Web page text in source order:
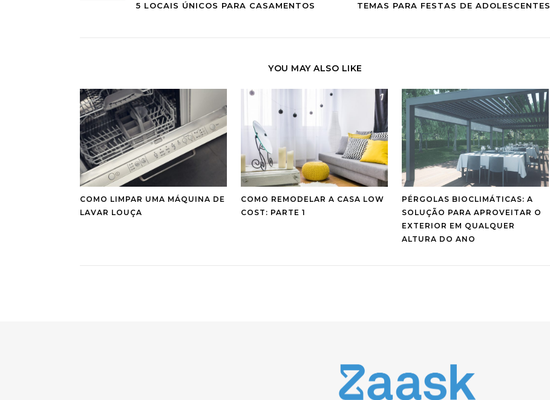
5 LOCAIS ÚNICOS PARA CASAMENTOS TEMAS PARA FESTAS DE ADOLESCENTES
YOU MAY ALSO LIKE
COMO LIMPAR UMA MÁQUINA DE
LAVAR LOUÇA
COMO REMODELAR A CASA LOW
COST: PARTE 1
PÉRGOLAS BIOCLIMÁTICAS: A
SOLUÇÃO PARA APROVEITAR O
EXTERIOR EM QUALQUER
ALTURA DO ANO